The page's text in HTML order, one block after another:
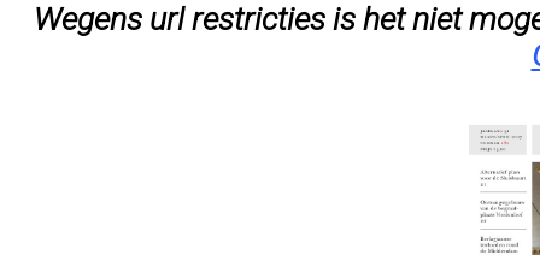
Wegens url restricties is het niet